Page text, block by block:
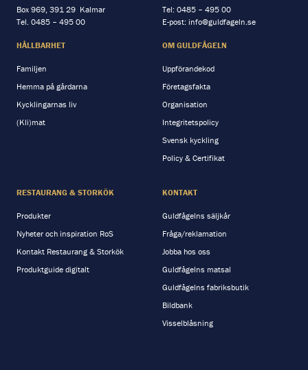
Box 969, 391 29 Kalmar
Tel. 0485 – 495 00
Tel: 0485 – 495 00
E-post: info@guldfageln.se
HÅLLBARHET
Familjen
Hemma på gårdarna
Kycklingarnas liv
(Kli)mat
OM GULDFÅGELN
Uppförandekod
Företagsfakta
Organisation
Integritetspolicy
Svensk kyckling
Policy & Certifikat
RESTAURANG & STORKÖK
Produkter
Nyheter och inspiration RoS
Kontakt Restaurang & Storkök
Produktguide digitalt
KONTAKT
Guldfågelns säljkår
Fråga/reklamation
Jobba hos oss
Guldfågelns matsal
Guldfågelns fabriksbutik
Bildbank
Visselblåsning